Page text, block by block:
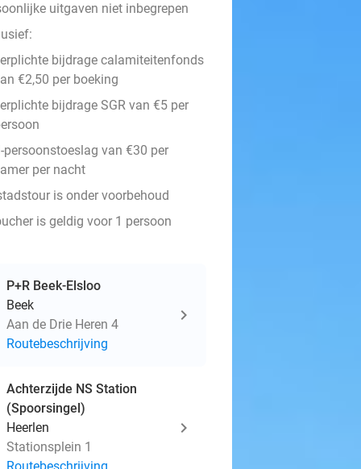
uitgaven niet inbegrepen
bijdrage calamiteitenfonds
€2,50 per boeking
bijdrage SGR van €5 per
persoonstoeslag van €30 per
per nacht
is onder voorbehoud
is geldig voor 1 persoon
P+R Beek-Elsloo
Beek
Aan de Drie Heren 4
Routebeschrijving
Achterzijde NS Station
(Spoorsingel)
Heerlen
Stationsplein 1